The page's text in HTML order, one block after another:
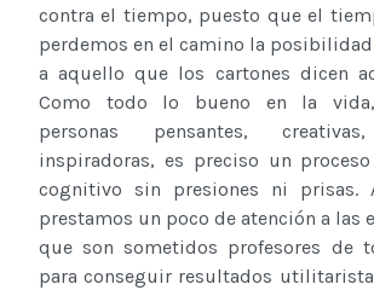
contra el tiempo, puesto que el
perdemos en el camino la
a aquello que los cartones dicen
Como todo lo bueno en la
personas pensantes,
inspiradoras, es preciso un
cognitivo sin presiones ni prisas.
prestamos un poco de atención a las
que son sometidos profesores de
para conseguir resultados